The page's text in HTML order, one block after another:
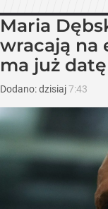
Maria
wracają na
ma już
Dodano:dzisiaj7:43